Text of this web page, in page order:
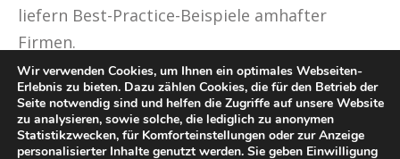
liefern Best-Practice-Beispiele amhafter
Firmen.
Wir verwenden Cookies, um Ihnen ein optimales Webseiten-
Erlebnis zu bieten. Dazu zählen Cookies, die für den Betrieb der
Seite notwendig sind und helfen die Zugriffe auf unsere Website
zu analysieren, sowie solche, die lediglich zu anonymen
Statistikzwecken, für Komforteinstellungen oder zur Anzeige
personalisierter Inhalte genutzt werden. Sie geben Einwilligung